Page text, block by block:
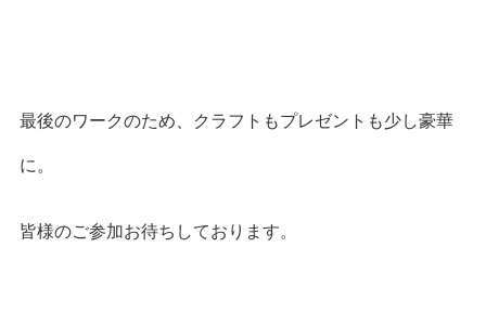
最後のワークのため、クラフトもプレゼントも少し豪華
に。
皆様のご参加お待ちしております。